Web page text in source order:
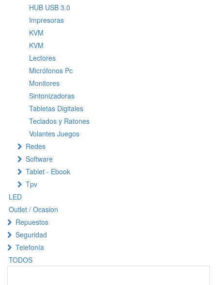
HUB USB 3.0
Impresoras
KVM
KVM
Lectores
Micrófonos Pc
Monitores
Sintonizadoras
Tabletas Digitales
Teclados y Ratones
Volantes Juegos
Redes
Software
Tablet - Ebook
Tpv
LED
Outlet / Ocasion
Repuestos
Seguridad
Telefonía
TODOS